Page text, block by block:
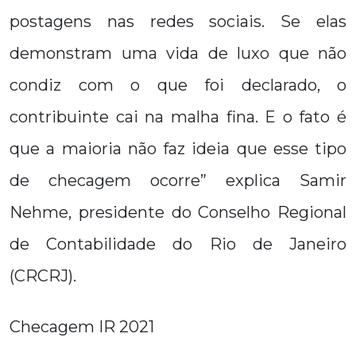
postagens nas redes sociais. Se elas
demonstram uma vida de luxo que não
condiz com o que foi declarado, o
contribuinte cai na malha fina. E o fato é
que a maioria não faz ideia que esse tipo
de checagem ocorre” explica Samir
Nehme, presidente do Conselho Regional
de Contabilidade do Rio de Janeiro
(CRCRJ).
Checagem IR 2021